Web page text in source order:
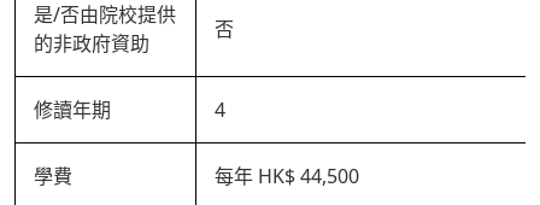
是/否由院校提供
的非政府資助
否
修讀年期 4
學費 每年 HK$ 44,500